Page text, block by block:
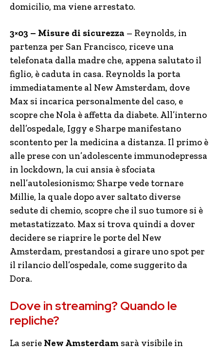
domicilio, ma viene arrestato.
3×03 – Misure di sicurezza – Reynolds, in
partenza per San Francisco, riceve una
telefonata dalla madre che, appena salutato il
figlio, è caduta in casa. Reynolds la porta
immediatamente al New Amsterdam, dove
Max si incarica personalmente del caso, e
scopre che Nola è affetta da diabete. All’interno
dell’ospedale, Iggy e Sharpe manifestano
scontento per la medicina a distanza. Il primo è
alle prese con un’adolescente immunodepressa
in lockdown, la cui ansia è sfociata
nell’autolesionismo; Sharpe vede tornare
Millie, la quale dopo aver saltato diverse
sedute di chemio, scopre che il suo tumore si è
metastatizzato. Max si trova quindi a dover
decidere se riaprire le porte del New
Amsterdam, prestandosi a girare uno spot per
il rilancio dell’ospedale, come suggerito da
Dora.
Dove in streaming? Quando le
repliche?
La serie New Amsterdam sarà visibile in